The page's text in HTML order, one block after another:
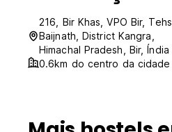
216, Bir Khas, VPO Bir,
Baijnath, District Kangra,
Himachal Pradesh, Bir, Índia
0.6km do centro da cidade